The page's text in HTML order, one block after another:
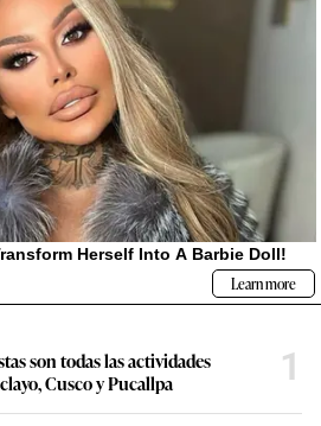
son todas las actividades
Cusco y Pucallpa
1